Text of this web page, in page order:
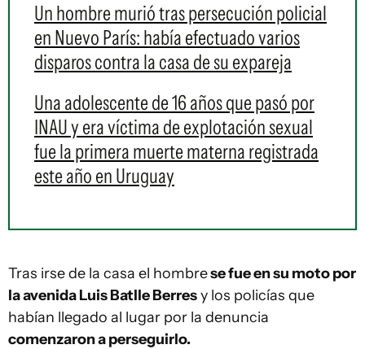
Un hombre murió tras persecución policial
en Nuevo París: había efectuado varios
disparos contra la casa de su expareja
Una adolescente de 16 años que pasó por
INAU y era víctima de explotación sexual
fue la primera muerte materna registrada
este año en Uruguay
Tras irse de la casa el hombrese fue en su moto por
la avenida Luis Batlle Berresy los policías que
habían llegado al lugar por la denuncia
comenzaron a perseguirlo.